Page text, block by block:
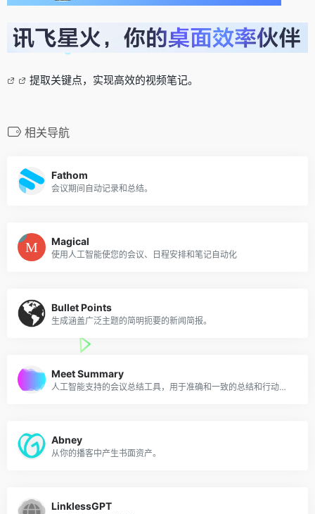
提取关键点，实现高效的视频笔记。
相关导航
Fathom
会议期间自动记录和总结。
Magical
使用人工智能使您的会议、日程安排和笔记自动化
Bullet Points
生成涵盖广泛主题的简明扼要的新闻简报。
Meet Summary
人工智能支持的会议总结工具，用于准确和一致的总结和行动项目。
Abney
从你的播客中产生书面资产。
LinklessGPT